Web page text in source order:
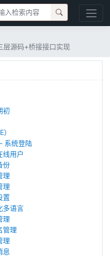
层源码+桥接接口实现
初
系统登陆
线用户
份
理
理
置
多语言
理
管理
理
息